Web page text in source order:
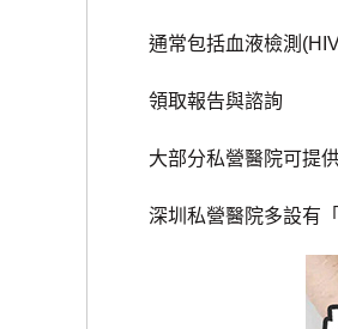
通常包括血液檢測(HIV
領取報告與諮詢
大部分私營醫院可提供
深圳私營醫院多設有「